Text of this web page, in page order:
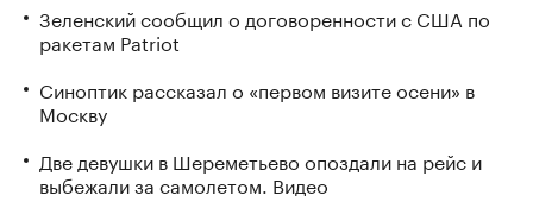
Зеленский сообщил о договоренности с США по
ракетам Patriot
Синоптик рассказал о «первом визите осени» в
Москву
Две девушки в Шереметьево опоздали на рейс и
выбежали за самолетом. Видео